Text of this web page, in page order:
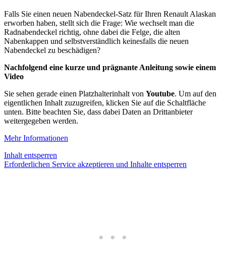
Falls Sie einen neuen Nabendeckel-Satz für Ihren Renault Alaskan
erworben haben, stellt sich die Frage: Wie wechselt man die
Radnabendeckel richtig, ohne dabei die Felge, die alten
Nabenkappen und selbstverständlich keinesfalls die neuen
Nabendeckel zu beschädigen?
Nachfolgend eine kurze und prägnante Anleitung sowie einem
Video
Sie sehen gerade einen Platzhalterinhalt von Youtube. Um auf den
eigentlichen Inhalt zuzugreifen, klicken Sie auf die Schaltfläche
unten. Bitte beachten Sie, dass dabei Daten an Drittanbieter
weitergegeben werden.
Mehr Informationen
Inhalt entsperren
Erforderlichen Service akzeptieren und Inhalte entsperren